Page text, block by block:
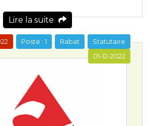
Lire la suite
Statutaire
Rabat
Poste : 1
01-12-2022